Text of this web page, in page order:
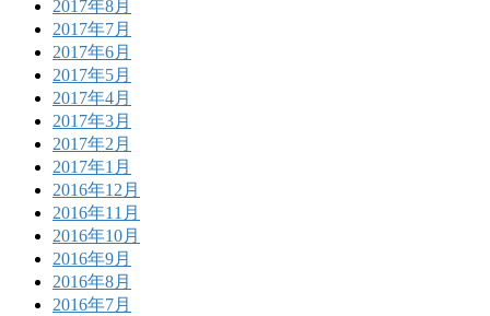
2017年8月
2017年7月
2017年6月
2017年5月
2017年4月
2017年3月
2017年2月
2017年1月
2016年12月
2016年11月
2016年10月
2016年9月
2016年8月
2016年7月